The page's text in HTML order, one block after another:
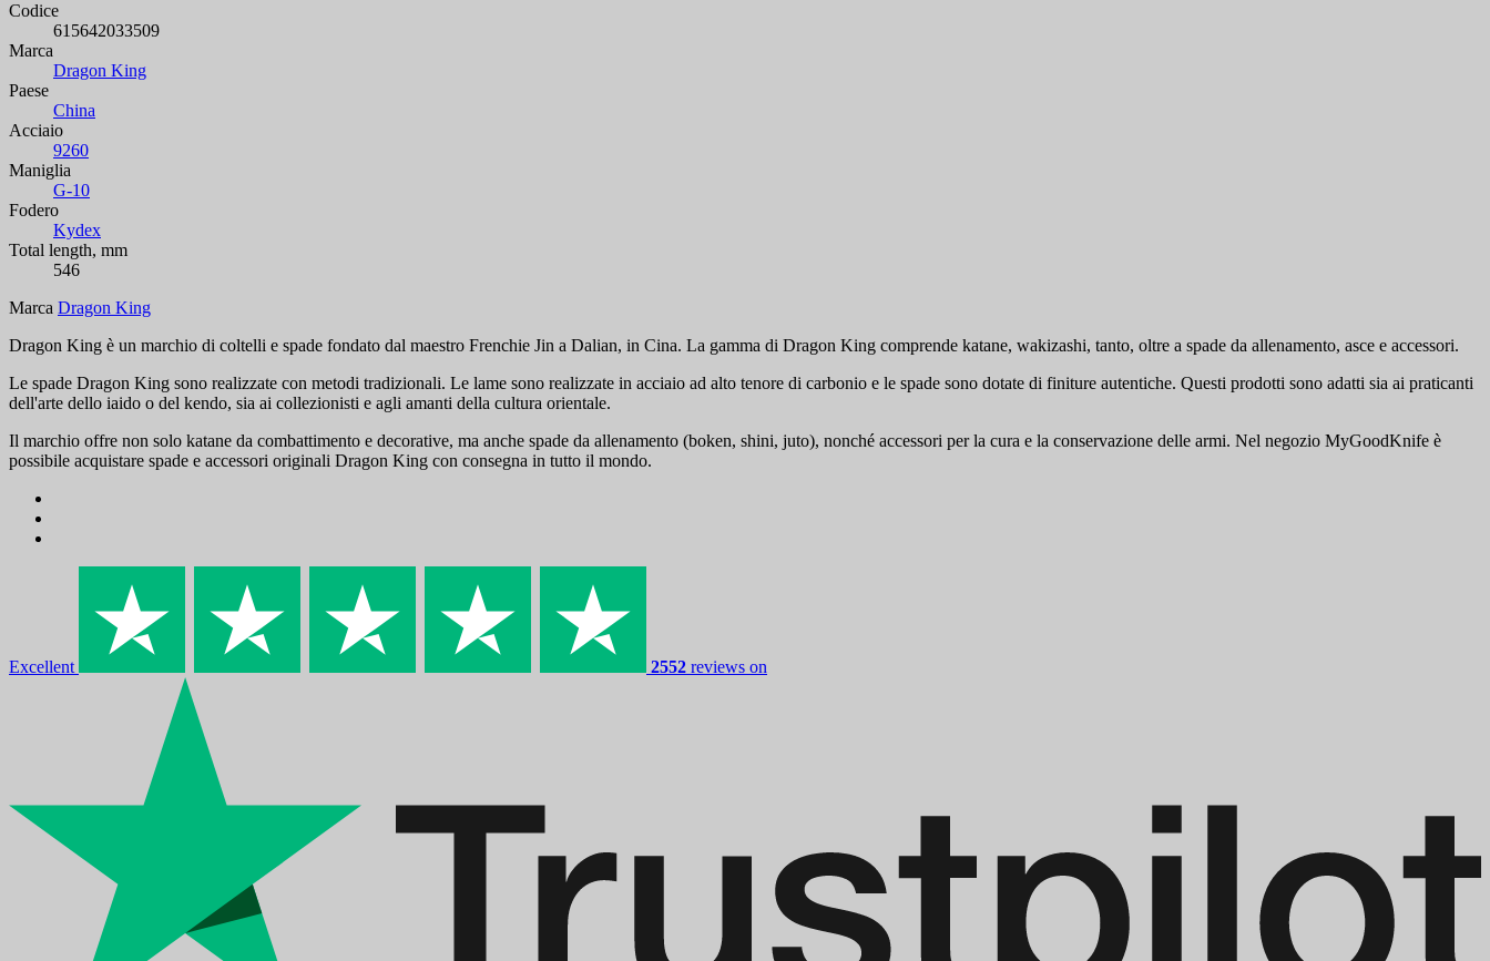
Codice
615642033509
Marca
Dragon King
Paese
China
Acciaio
9260
Maniglia
G-10
Fodero
Kydex
Total length, mm
546
Marca Dragon King
Dragon King è un marchio di coltelli e spade fondato dal maestro Frenchie Jin a Dalian, in Cina. La gamma di Dragon King comprende katane, wakizashi, tanto, oltre a spade da allenamento, asce e accessori.
Le spade Dragon King sono realizzate con metodi tradizionali. Le lame sono realizzate in acciaio ad alto tenore di carbonio e le spade sono dotate di finiture autentiche. Questi prodotti sono adatti sia ai praticanti
dell'arte dello iaido o del kendo, sia ai collezionisti e agli amanti della cultura orientale.
Il marchio offre non solo katane da combattimento e decorative, ma anche spade da allenamento (boken, shini, juto), nonché accessori per la cura e la conservazione delle armi. Nel negozio MyGoodKnife è
possibile acquistare spade e accessori originali Dragon King con consegna in tutto il mondo.
Excellent 2552 reviews on